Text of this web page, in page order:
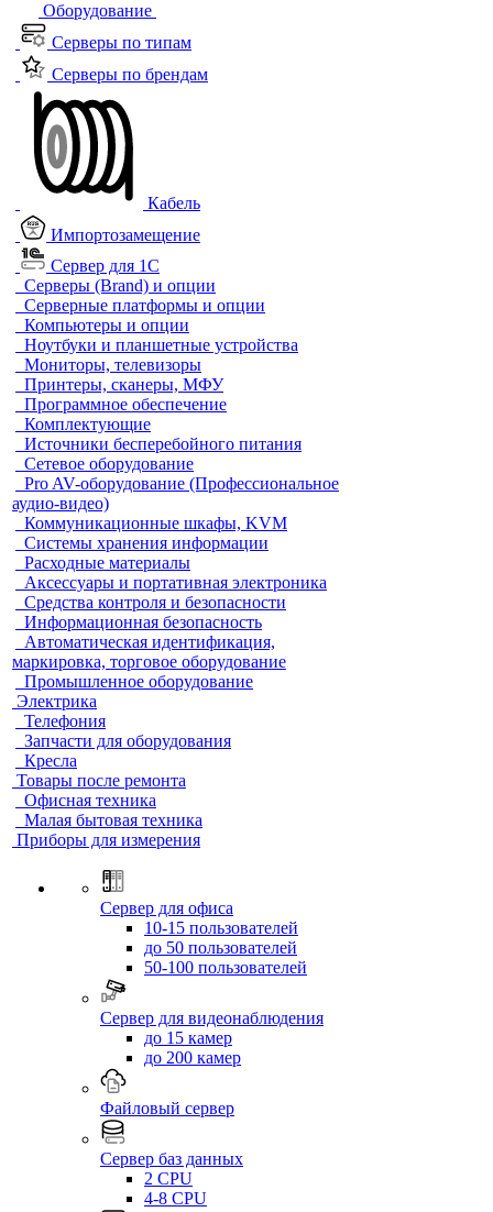
Оборудование
Серверы по типам
Серверы по брендам
Кабель
Импортозамещение
Сервер для 1С
Серверы (Brand) и опции
Серверные платформы и опции
Компьютеры и опции
Ноутбуки и планшетные устройства
Мониторы, телевизоры
Принтеры, сканеры, МФУ
Программное обеспечение
Комплектующие
Источники бесперебойного питания
Сетевое оборудование
Pro AV-оборудование (Профессиональное
аудио-видео)
Коммуникационные шкафы, KVM
Системы хранения информации
Расходные материалы
Аксессуары и портативная электроника
Средства контроля и безопасности
Информационная безопасность
Автоматическая идентификация,
маркировка, торговое оборудование
Промышленное оборудование
Электрика
Телефония
Запчасти для оборудования
Кресла
Товары после ремонта
Офисная техника
Малая бытовая техника
Приборы для измерения
Сервер для офиса
10-15 пользователей
до 50 пользователей
50-100 пользователей
Сервер для видеонаблюдения
до 15 камер
до 200 камер
Файловый сервер
Сервер баз данных
2 CPU
4-8 CPU